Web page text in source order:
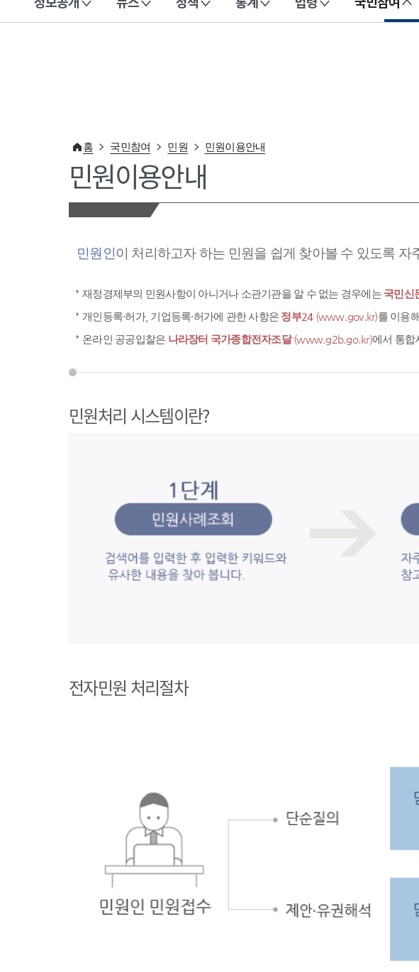
이 누리집은 대한민국 공식 전자정부 누리집입니다.
홈 국민참여 민원 민원이용안내
민원이용안내
민원인이 처리하고자 하는 민원을 쉽게 찾아볼 수 있도록
재정경제부의 민원사항이 아니거나 소관기관을 알 수 없는 경우에는 국민신
개인등록·허가, 기업등록·허가에 관한 사항은 정부24 (www.gov.kr)를 이용
온라인 공공입찰은 나라장터 국가종합전자조달(www.g2b.go.kr)에서 통합
민원처리 시스템이란?
전자민원 처리절차